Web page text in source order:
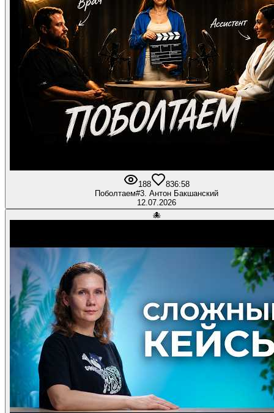
188 836:58
Поболтаем#3. Антон Бакшанский
12.07.2026
🐙